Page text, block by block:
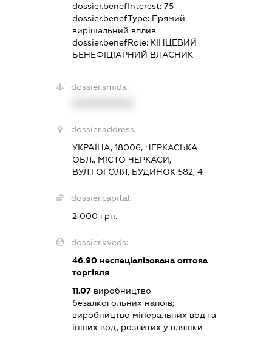
dossier.benefInterest: 75
dossier.benefType: Прямий
вирішальний вплив
dossier.benefRole: КІНЦЕВИЙ
БЕНЕФІЦІАРНИЙ ВЛАСНИК
dossier.smida:
dossier.address:
УКРАЇНА, 18006, ЧЕРКАСЬКА
ОБЛ., МІСТО ЧЕРКАСИ,
ВУЛ.ГОГОЛЯ, БУДИНОК 582, 4
dossier.capital:
2 000 грн.
dossier.kveds:
46.90неспеціалізована оптова
торгівля
11.07виробництво
безалкогольних напоїв;
виробництво мінеральних вод та
інших вод, розлитих у пляшки